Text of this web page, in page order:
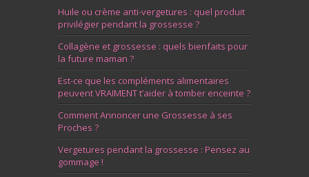
Huile ou crème anti-vergetures : quel produit
privilégier pendant la grossesse ?
Collagène et grossesse : quels bienfaits pour
la future maman ?
Est-ce que les compléments alimentaires
peuvent VRAIMENT t’aider à tomber enceinte ?
Comment Annoncer une Grossesse à ses
Proches ?
Vergetures pendant la grossesse : Pensez au
gommage !